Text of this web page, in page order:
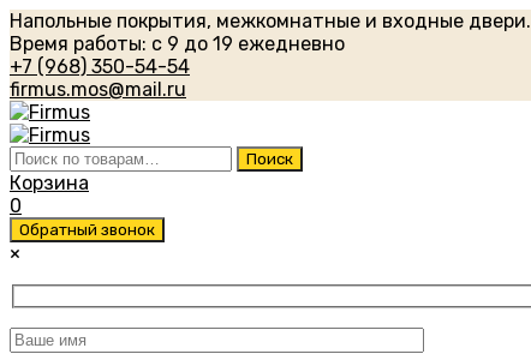
Напольные покрытия, межкомнатные и входные двери.
Время работы: с 9 до 19 ежедневно
+7 (968) 350-54-54
firmus.mos@mail.ru
Искать: Поиск
Корзина
0
Обратный звонок
×